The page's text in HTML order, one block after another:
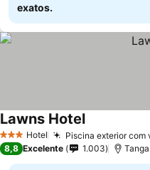
exatos.
3 EstrelasHotel Piscina exterior com
Lawns Hotel
8,8 Excelente 1.003 Tanga